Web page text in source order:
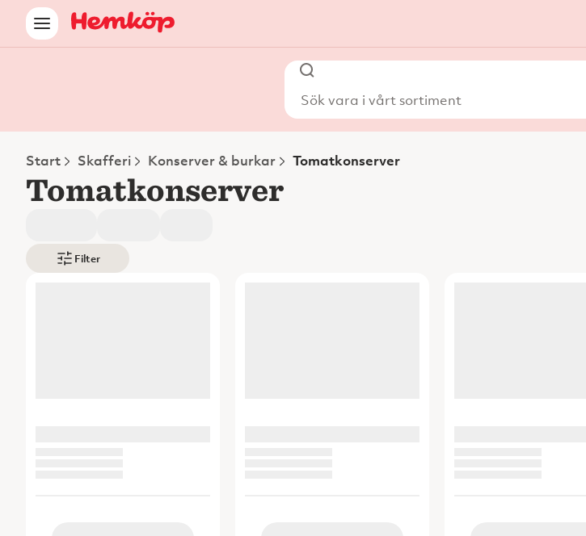
Start Skafferi Konserver & burkar Tomatkonserver
Tomatkonserver
Filter